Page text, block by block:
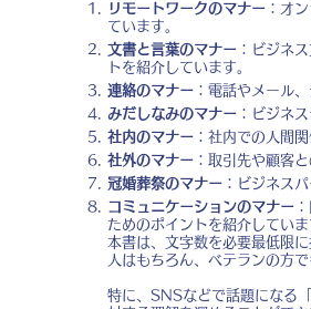
リモートワークのマナー ：オ
ています。
文書と言葉のマナー ：ビジネ
トを紹介しています。
連絡のマナー ：電話やメール
みだしなみのマナー ：ビジネ
社内のマナー ：社内での人間
社外のマナー ：取引先や顧客
冠婚葬祭のマナー ：ビジネス
コミュニケーションのマナー
ためのポイントを紹介していま
本書は、文字数を必要最低限
人はもちろん、ベテランの方
特に、SNSなどで話題になる